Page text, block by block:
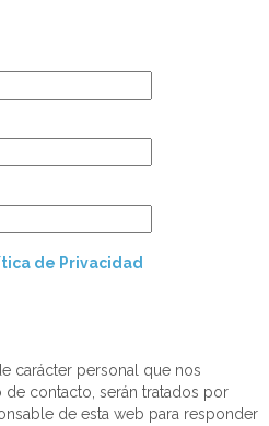
de Privacidad
carácter personal que nos
contacto, serán tratados por
de esta web para responder